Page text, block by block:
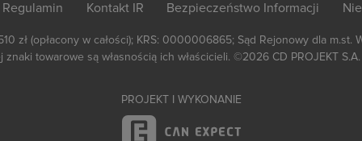
Regulamin Kontakt IR Bezpieczeństwo Informacji
zł (opłacony w całości); KRS: 0000006865; Sąd Rejonowy dla m.st.
towarowe są własnością ich właścicieli. ©2026 CD PROJEKT S.A.
PROJEKT I WYKONANIE